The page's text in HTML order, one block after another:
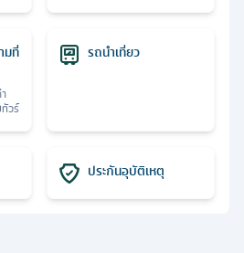
มที่
วร์
รถนำเที่ยว
ประกันอุบัติเหตุ